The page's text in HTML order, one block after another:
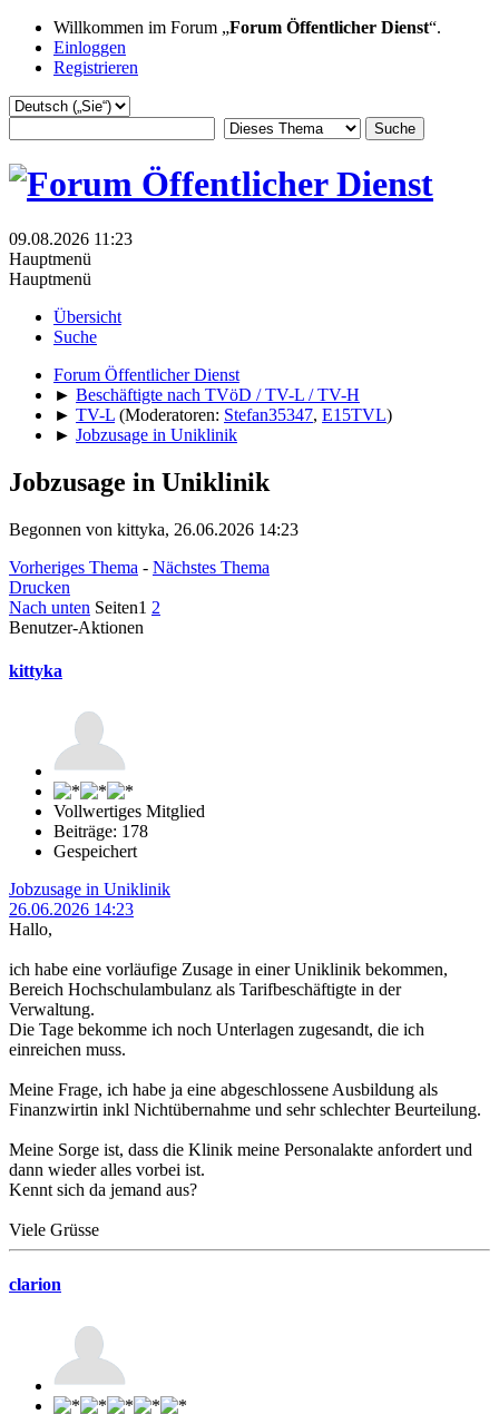
Willkommen im Forum „Forum Öffentlicher Dienst“.
Einloggen
Registrieren
09.08.2026 11:23
Hauptmenü
Hauptmenü
Übersicht
Suche
Forum Öffentlicher Dienst
► Beschäftigte nach TVöD / TV-L / TV-H
► TV-L (Moderatoren: Stefan35347, E15TVL)
► Jobzusage in Uniklinik
Jobzusage in Uniklinik
Begonnen von kittyka, 26.06.2026 14:23
Vorheriges Thema - Nächstes Thema
Drucken
Nach unten Seiten1 2
Benutzer-Aktionen
kittyka
Vollwertiges Mitglied
Beiträge: 178
Gespeichert
Jobzusage in Uniklinik
26.06.2026 14:23
Hallo,
ich habe eine vorläufige Zusage in einer Uniklinik bekommen,
Bereich Hochschulambulanz als Tarifbeschäftigte in der
Verwaltung.
Die Tage bekomme ich noch Unterlagen zugesandt, die ich
einreichen muss.
Meine Frage, ich habe ja eine abgeschlossene Ausbildung als
Finanzwirtin inkl Nichtübernahme und sehr schlechter Beurteilung.
Meine Sorge ist, dass die Klinik meine Personalakte anfordert und
dann wieder alles vorbei ist.
Kennt sich da jemand aus?
Viele Grüsse
clarion